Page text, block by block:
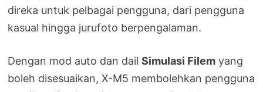
direka untuk pelbagai pengguna, dari pengguna
kasual hingga jurufoto berpengalaman.
Dengan mod auto dan dailSimulasi Filem yang
boleh disesuaikan, X-M5 membolehkan pengguna